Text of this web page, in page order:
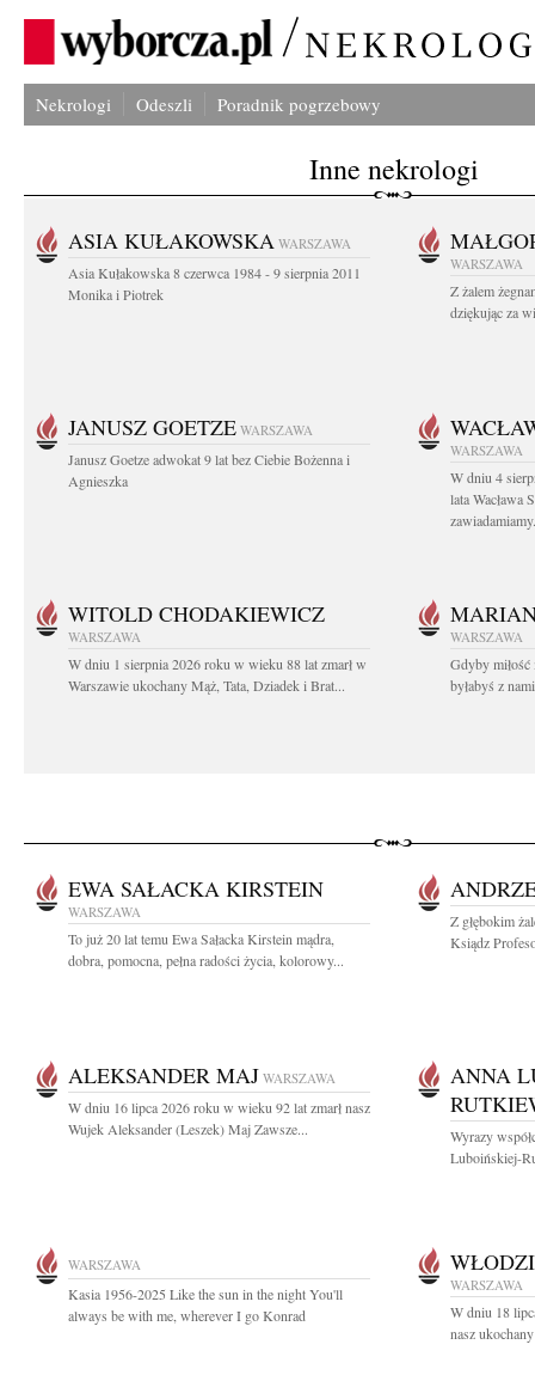
Nekrologi Odeszli Poradnik pogrzebowy
Inne nekrologi
ASIA KUŁAKOWSKA WARSZAWA
Asia Kułakowska 8 czerwca 1984 - 9 sierpnia 2011
Monika i Piotrek
WARSZAWA
Z żalem
dziękując za
JANUSZ GOETZE WARSZAWA
Janusz Goetze adwokat 9 lat bez Ciebie Bożenna i
Agnieszka
WARSZAWA
W dniu 4
lata Wacława
WITOLD CHODAKIEWICZ
WARSZAWA
W dniu 1 sierpnia 2026 roku w wieku 88 lat zmarł w
Warszawie ukochany Mąż, Tata, Dziadek i Brat...
WARSZAWA
Gdyby miłość
byłabyś z
EWA SAŁACKA KIRSTEIN
WARSZAWA
To już 20 lat temu Ewa Sałacka Kirstein mądra,
dobra, pomocna, pełna radości życia, kolorowy...
Z głębokim
Ksiądz
ALEKSANDER MAJ WARSZAWA
W dniu 16 lipca 2026 roku w wieku 92 lat zmarł nasz
Wujek Aleksander (Leszek) Maj Zawsze...
ANNA
Wyrazy
Luboińskiej-
WARSZAWA
Kasia 1956-2025 Like the sun in the night You'll
always be with me, wherever I go Konrad
WARSZAWA
W dniu 18
nasz